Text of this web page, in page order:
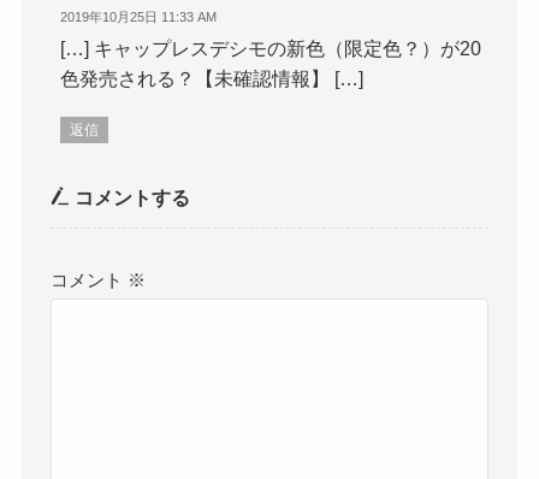
2019年10月25日 11:33 AM
[…] キャップレスデシモの新色（限定色？）が20
色発売される？【未確認情報】 […]
返信
コメントする
コメント ※